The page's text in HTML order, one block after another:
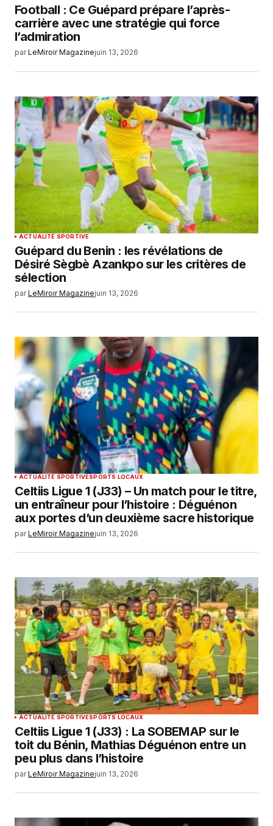
Football : Ce Guépard prépare l’après-
carrière avec une stratégie qui force
l’admiration
par LeMiroir Magazinejuin 13, 2026
ACTUALITÉ SPORTIVE
Guépard du Benin : les révélations de
Désiré Sègbè Azankpo sur les critères de
sélection
par LeMiroir Magazinejuin 13, 2026
ACTUALITÉ SPORTIVESPORTS LOCAUX
Celtiis Ligue 1 (J33) – Un match pour le titre,
un entraîneur pour l’histoire : Déguénon
aux portes d’un deuxième sacre historique
par LeMiroir Magazinejuin 13, 2026
ACTUALITÉ SPORTIVESPORTS LOCAUX
Celtiis Ligue 1 (J33) : La SOBEMAP sur le
toit du Bénin, Mathias Déguénon entre un
peu plus dans l’histoire
par LeMiroir Magazinejuin 13, 2026